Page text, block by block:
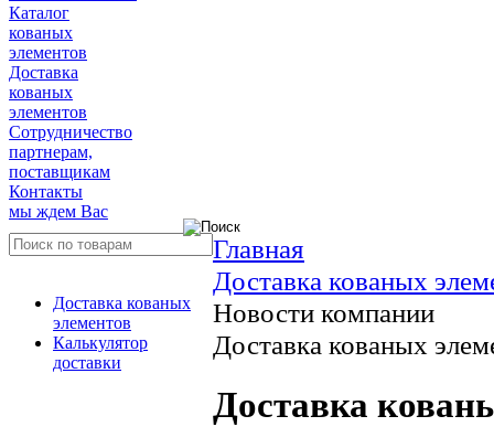
Каталог
кованых
элементов
Доставка
кованых
элементов
Сотрудничество
партнерам,
поставщикам
Контакты
мы ждем Вас
Доставка кованых
элементов
Калькулятор
доставки
Главная
Доставка кованых
Новости компании
Доставка кованых
Доставка